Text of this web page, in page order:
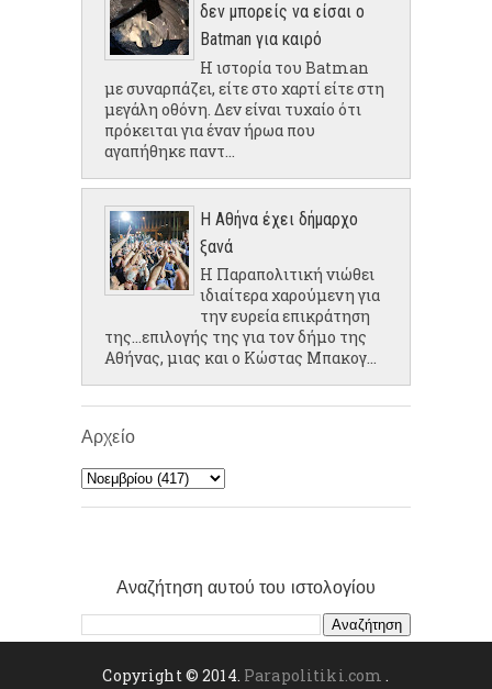
δεν μπορείς να είσαι ο
Batman για καιρό
Η ιστορία του Batman
με συναρπάζει, είτε στο χαρτί είτε στη
μεγάλη οθόνη. Δεν είναι τυχαίο ότι
πρόκειται για έναν ήρωα που
αγαπήθηκε παντ...
Η Αθήνα έχει δήμαρχο
ξανά
Η Παραπολιτική νιώθει
ιδιαίτερα χαρούμενη για
την ευρεία επικράτηση
της...επιλογής της για τον δήμο της
Αθήνας, μιας και ο Κώστας Μπακογ...
Αρχείο
Αναζήτηση αυτού του ιστολογίου
Copyright © 2014. Parapolitiki.com .